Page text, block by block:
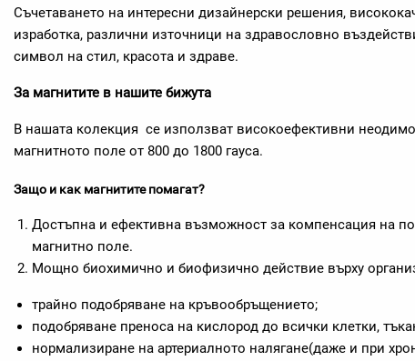
Съчетаването на интересни дизайнерски решения,
изработка, различни източници на здравословно
символ на стил, красота и здраве.
За магнитите в нашите бижута
В нашата колекция се използват високоефективни
магнитното поле от 800 до 1800 гауса.
Защо и как магнитите помагат?
Достъпна и ефективна възможност за компенсация на
магнитно поле.
Мощно биохимично и биофизично действие върху
трайно подобряване на кръвообръщението;
подобряване преноса на кислород до всички клетки,
нормализиране на артериалното налягане(даже и при